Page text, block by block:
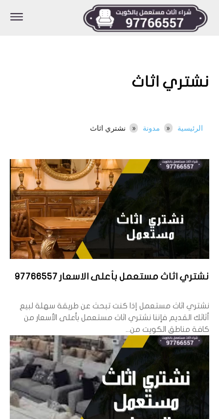
نشتري اثاث
الرئيسية مدونة نشتري اثاث
نشتري اثاث مستعمل بأعلى الاسعار 97766557
نشتري اثاث مستعمل إذا كنت تبحث عن طريقة سهلة لبيع
أثاثك القديم فإننا نشتري اثاث مستعمل بأعلى الأسعار من
كافة مناطق الكويت من...